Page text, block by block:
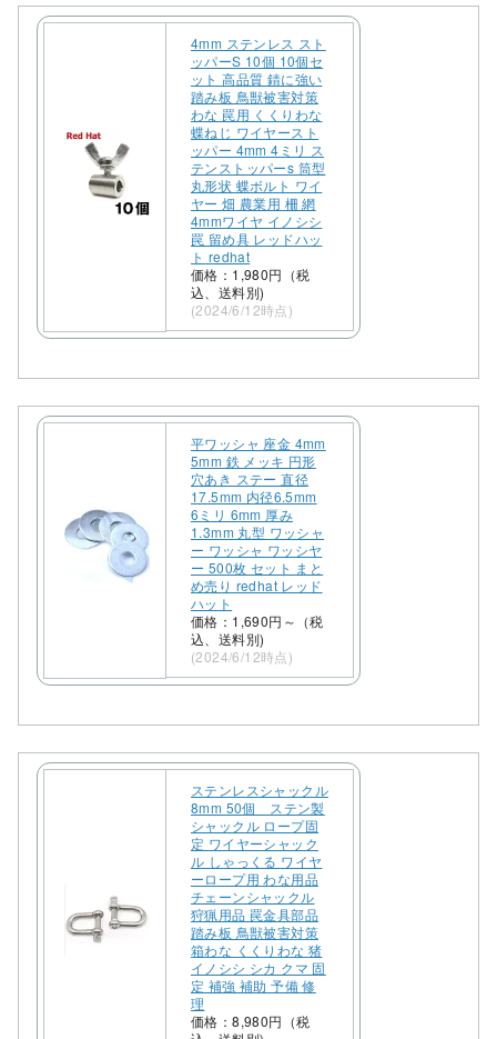
4mm ステンレス スト
ッパーS 10個 10個セ
ット 高品質 錆に強い
踏み板 鳥獣被害対策
わな 罠用 くくりわな
蝶ねじ ワイヤースト
ッパー 4mm 4ミリ ス
テンストッパーs 筒型
丸形状 蝶ボルト ワイ
ヤー 畑 農業用 柵 網
4mmワイヤ イノシシ
罠 留め具 レッドハッ
ト redhat
価格：1,980円（税
込、送料別)
(2024/6/12時点)
平ワッシャ 座金 4mm
5mm 鉄 メッキ 円形
穴あき ステー 直径
17.5mm 内径6.5mm
6ミリ 6mm 厚み
1.3mm 丸型 ワッシャ
ー ワッシャ ワッシヤ
ー 500枚 セット まと
め売り redhat レッド
ハット
価格：1,690円～（税
込、送料別)
(2024/6/12時点)
ステンレスシャックル
8mm 50個 ステン製
シャックル ロープ固
定 ワイヤーシャック
ル しゃっくる ワイヤ
ーロープ用 わな用品
チェーンシャックル
狩猟用品 罠金具部品
踏み板 鳥獣被害対策
箱わな くくりわな 猪
イノシシ シカ クマ 固
定 補強 補助 予備 修
理
価格：8,980円（税